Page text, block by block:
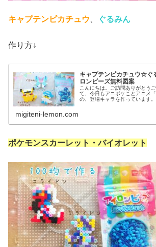
キャプテンピカチュウ、 ぐるみん
作り方↓
キャプテンピカチュウ☆ぐ
ロンビーズ無料図案
こんにちは。ご訪問ありがとう
て、今日もアニポケことアニメ
の、登場キャラを作っています
migiteni-lemon.com
ポケモンスカーレット・バイオレット